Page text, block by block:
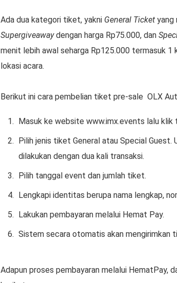
Ada dua kategori tiket, yakni General Ticket yang
Supergiveawaydengan harga Rp75.000, dan
menit lebih awal seharga Rp125.000 termasuk 1
lokasi acara.
Berikut ini cara pembelian tiket pre-sale OLX
Masuk ke website www.imx.events lalu klik
Pilih jenis tiket General atau Special Guest.
dilakukan dengan dua kali transaksi.
Pilih tanggal event dan jumlah tiket.
Lengkapi identitas berupa nama lengkap,
Lakukan pembayaran melalui Hemat Pay.
Sistem secara otomatis akan mengirimkan
Adapun proses pembayaran melalui HematPay,